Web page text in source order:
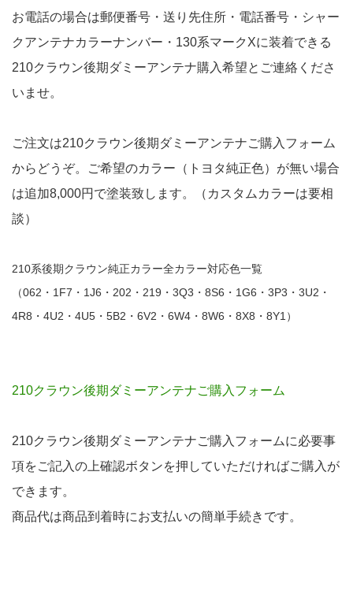
お電話の場合は郵便番号・送り先住所・電話番号・シャー
クアンテナカラーナンバー・130系マークXに装着できる
210クラウン後期ダミーアンテナ購入希望とご連絡くださ
いませ。
ご注文は210クラウン後期ダミーアンテナご購入フォーム
からどうぞ。ご希望のカラー（トヨタ純正色）が無い場合
は追加8,000円で塗装致します。（カスタムカラーは要相
談）
210系後期クラウン純正カラー全カラー対応色一覧
（062・1F7・1J6・202・219・3Q3・ 8S6・ 1G6・3P3・3U2・
4R8・4U2・4U5・5B2・6V2・6W4・8W6・8X8・8Y1）
210クラウン後期ダミーアンテナご購入フォーム
210クラウン後期ダミーアンテナご購入フォームに必要事
項をご記入の上確認ボタンを押していただければご購入が
できます。
商品代は商品到着時にお支払いの簡単手続きです。